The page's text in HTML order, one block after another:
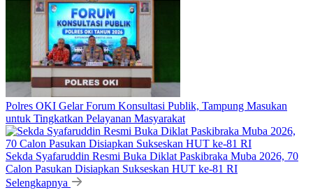
Polres OKI Gelar Forum Konsultasi Publik, Tampung Masukan
untuk Tingkatkan Pelayanan Masyarakat
Sekda Syafaruddin Resmi Buka Diklat Paskibraka Muba 2026, 70
Calon Pasukan Disiapkan Sukseskan HUT ke-81 RI
Selengkapnya